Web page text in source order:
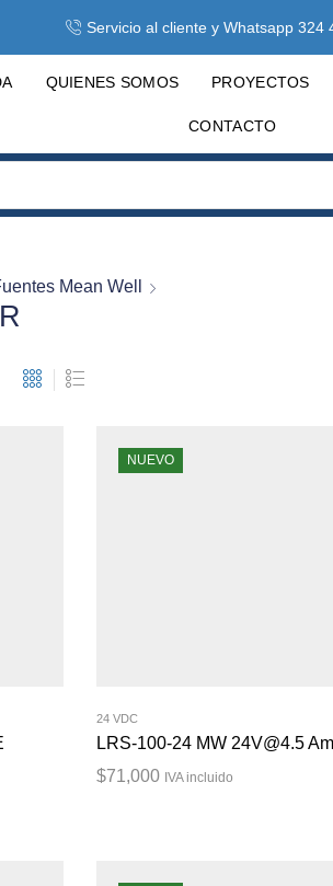
Servicio al cliente y Whatsapp 324
QUIENES SOMOS PROYECTOS
CONTACTO
Mean Well
NUEVO
24 VDC
LRS-100-24 MW 24V@4.5
$71,000 IVA incluido